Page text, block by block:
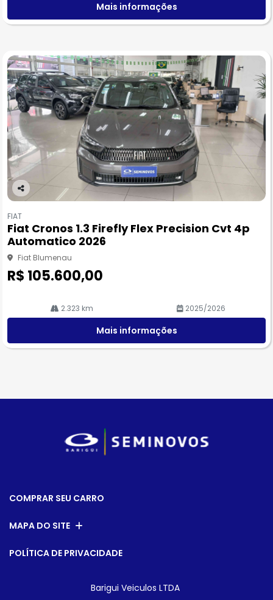
Mais informações
Co
pa
rtil
he
FIAT
Fiat Cronos 1.3 Firefly Flex Precision Cvt 4p
Automatico 2026
Fiat Blumenau
R$ 105.600,00
2.323 km 2025/2026
Mais informações
COMPRAR SEU CARRO
MAPA DO SITE
POLÍTICA DE PRIVACIDADE
Barigui Veiculos LTDA